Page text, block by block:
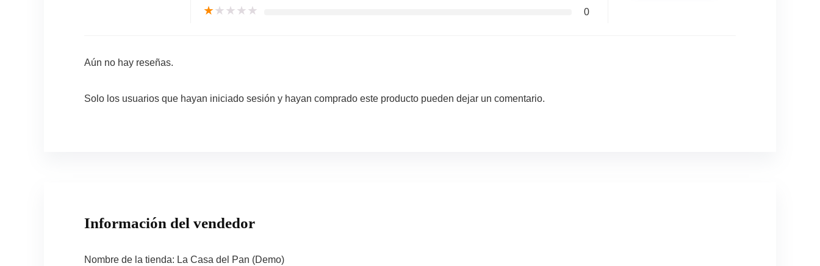
★★★★★ 0
Aún no hay reseñas.
Solo los usuarios que hayan iniciado sesión y hayan comprado este producto pueden dejar un comentario.
Información del vendedor
Nombre de la tienda: La Casa del Pan (Demo)